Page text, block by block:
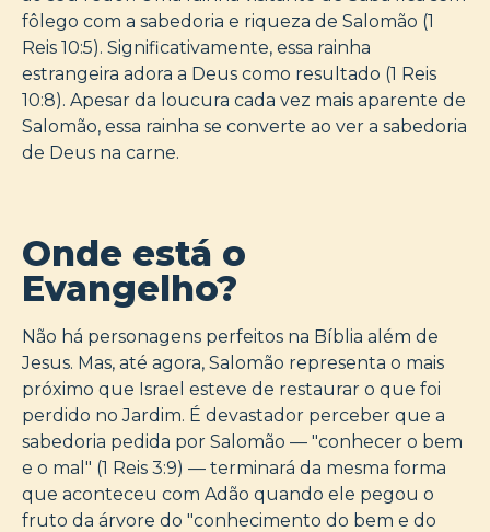
fôlego com a sabedoria e riqueza de Salomão (1
Reis 10:5). Significativamente, essa rainha
estrangeira adora a Deus como resultado (1 Reis
10:8). Apesar da loucura cada vez mais aparente de
Salomão, essa rainha se converte ao ver a sabedoria
de Deus na carne.
Onde está o
Evangelho?
Não há personagens perfeitos na Bíblia além de
Jesus. Mas, até agora, Salomão representa o mais
próximo que Israel esteve de restaurar o que foi
perdido no Jardim. É devastador perceber que a
sabedoria pedida por Salomão — "conhecer o bem
e o mal" (1 Reis 3:9) — terminará da mesma forma
que aconteceu com Adão quando ele pegou o
fruto da árvore do "conhecimento do bem e do